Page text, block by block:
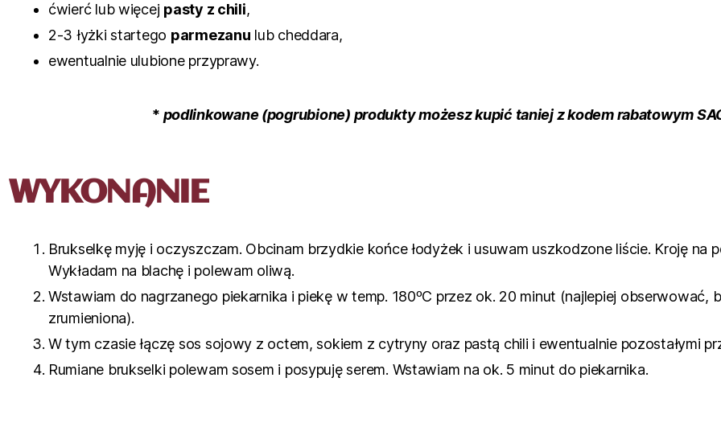
ćwierć lub więcej pasty z chili,
2-3 łyżki startego parmezanu lub cheddara,
ewentualnie ulubione przyprawy.
* podlinkowane (pogrubione) produkty możesz kupić taniej z kodem rabatowym
WYKONANIE
Brukselkę myję i oczyszczam. Obcinam brzydkie końce łodyżek i usuwam uszkodzone liście. Kroję na
Wykładam na blachę i polewam oliwą.
Wstawiam do nagrzanego piekarnika i piekę w temp. 180ºC przez ok. 20 minut (najlepiej obserwować,
zrumieniona).
W tym czasie łączę sos sojowy z octem, sokiem z cytryny oraz pastą chili i ewentualnie pozostałymi
Rumiane brukselki polewam sosem i posypuję serem. Wstawiam na ok. 5 minut do piekarnika.